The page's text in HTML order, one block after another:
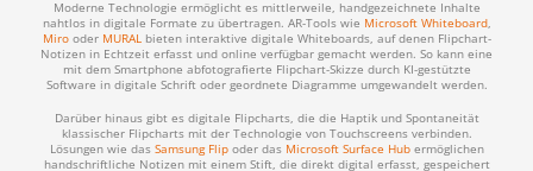
Moderne Technologie ermöglicht es mittlerweile, handgezeichnete Inhalte
nahtlos in digitale Formate zu übertragen. AR-Tools wie Microsoft Whiteboard,
Mirooder MURALbieten interaktive digitale Whiteboards, auf denen Flipchart-
Notizen in Echtzeit erfasst und online verfügbar gemacht werden. So kann eine
mit dem Smartphone abfotografierte Flipchart-Skizze durch KI-gestützte
Software in digitale Schrift oder geordnete Diagramme umgewandelt werden.
Darüber hinaus gibt es digitale Flipcharts, die die Haptik und Spontaneität
klassischer Flipcharts mit der Technologie von Touchscreens verbinden.
Lösungen wie das Samsung Flipoder das Microsoft Surface Hubermöglichen
handschriftliche Notizen mit einem Stift, die direkt digital erfasst, gespeichert